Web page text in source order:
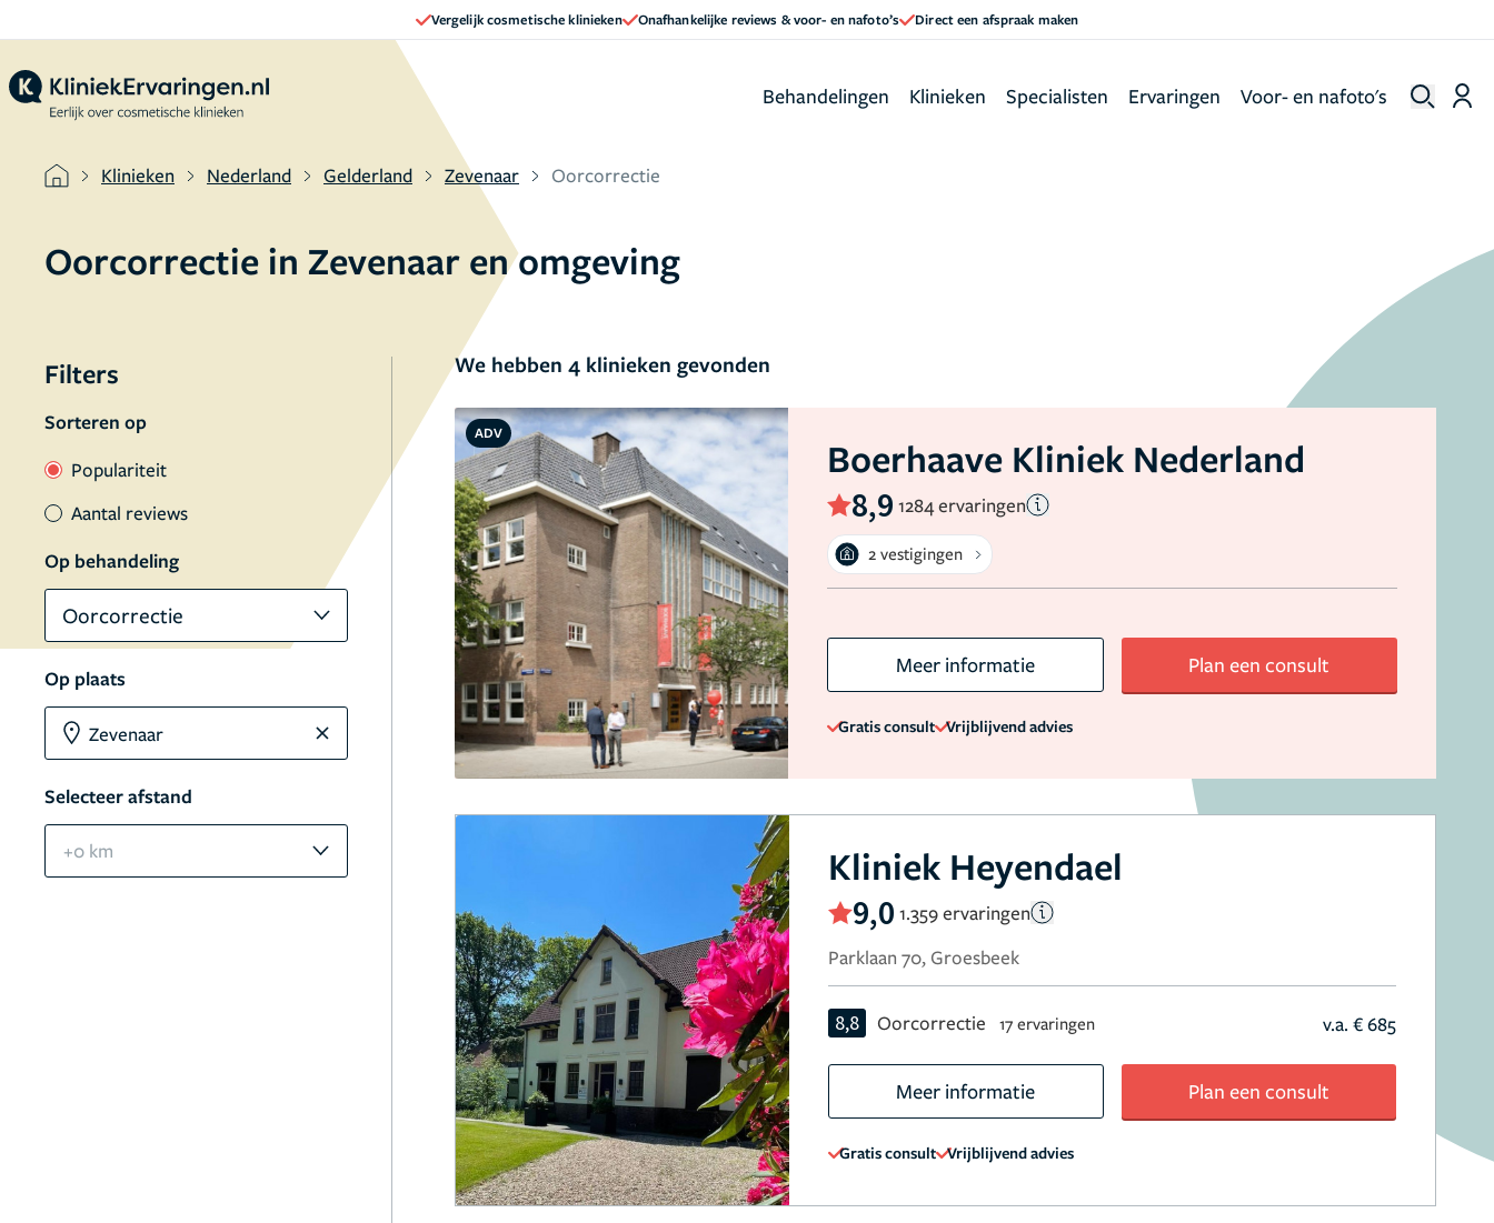
Vergelijk cosmetische klinieken Onafhankelijke reviews & voor- en nafoto’s Direct een afspraak maken
Behandelingen Klinieken Specialisten Ervaringen Voor- en nafoto's
Klinieken Nederland Gelderland Zevenaar Oorcorrectie
Oorcorrectie in Zevenaar en omgeving
Filters
Sorteren op
Populariteit
Aantal reviews
Op behandeling
Oorcorrectie
Op plaats
Selecteer afstand
+0 km
We hebben 4 klinieken gevonden
ADV
Boerhaave Kliniek Nederland
8,9 1284 ervaringen
2 vestigingen
Meer informatie Plan een consult
Gratis consult Vrijblijvend advies
Kliniek Heyendael
9,0 1.359 ervaringen
Parklaan 70, Groesbeek
8,8 Oorcorrectie 17 ervaringen v.a. € 685
Meer informatie Plan een consult
Gratis consult Vrijblijvend advies